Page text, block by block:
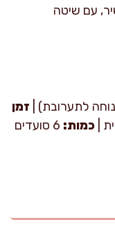
עם שיטה
זמן
| כמות:
6 סועדים